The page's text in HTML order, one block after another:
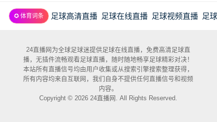
✪ 体育词条 足球高清直播 足球在线直播 足球视频直播 足
24直播网为全球足球迷提供足球在线直播，免费高清足球直
播，无插件流畅观看足球直播，随时随地畅享足球精彩对决！
本站所有直播信号均由用户收集或从搜索引擎搜索整理获得，
所有内容均来自互联网，我们自身不提供任何直播信号和视频
内容。
Copyright © 2026 24直播网. All Rights Reserved.